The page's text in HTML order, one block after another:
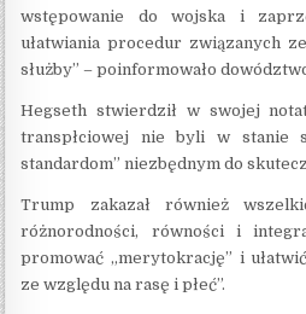
wstępowanie do wojska i
ułatwiania procedur związanych
służby” – poinformowało
Hegseth stwierdził w swojej
transpłciowej nie byli w stanie
standardom” niezbędnym do
Trump zakazał również
różnorodności, równości i
promować „merytokrację” i
ze względu na rasę i płeć”.